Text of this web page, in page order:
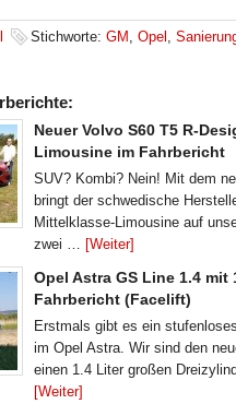
Stichworte: GM , Opel ,
Neuer Volvo S60 T5 R-
Limousine im Fahrbericht
SUV? Kombi? Nein! Mit dem
bringt der schwedische
Mittelklasse-Limousine auf
zwei … [Weiter]
Opel Astra GS Line 1.4 mit
Fahrbericht (Facelift)
Erstmals gibt es ein
im Opel Astra. Wir sind den
einen 1.4 Liter großen
[Weiter]